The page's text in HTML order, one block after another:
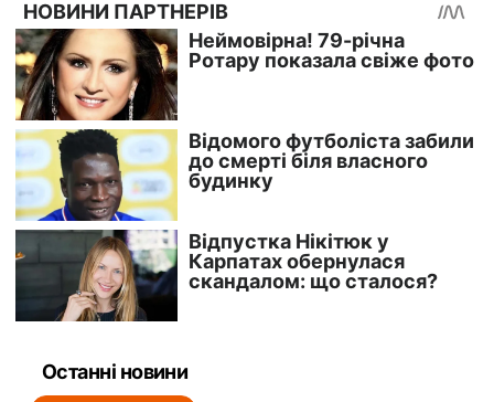
Останні новини